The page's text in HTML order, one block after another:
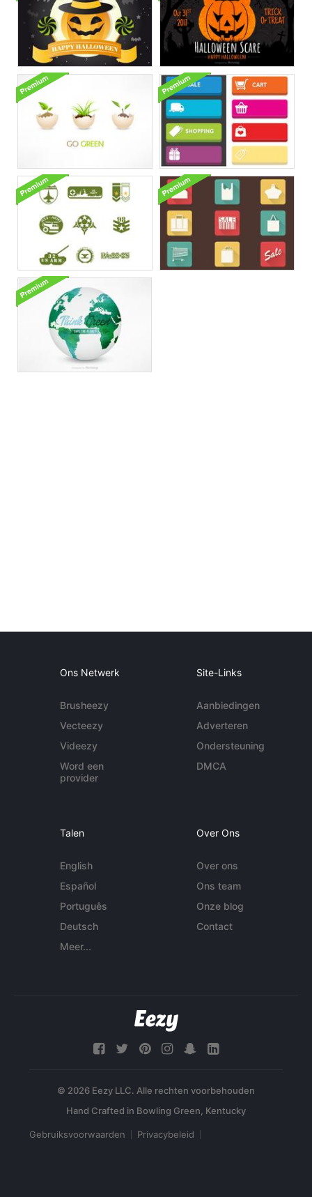
Ons Netwerk
Brusheezy
Vecteezy
Videezy
Word een
provider
Site-Links
Aanbiedingen
Adverteren
Ondersteuning
DMCA
Talen
English
Español
Português
Deutsch
Meer...
Over Ons
Over ons
Ons team
Onze blog
Contact
© 2026 Eezy LLC. Alle rechten voorbehouden
Gebruiksvoorwaarden Privacybeleid